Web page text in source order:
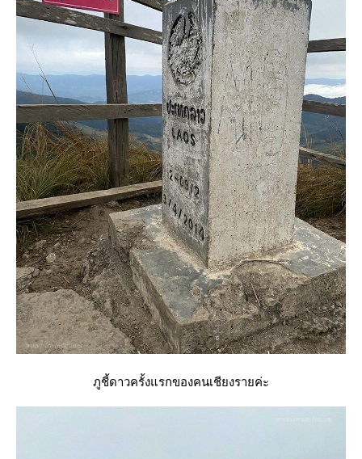
ภูชี้ดาวครั้งแรกของคนเชียงรายค่ะ